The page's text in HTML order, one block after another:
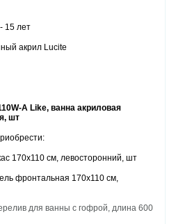
15 лет
акрил Lucite
A Like, ванна акриловая
шт
170х110 см, левосторонний, шт
фронтальная 170х110 см,
для ванны с гофрой, длина 600